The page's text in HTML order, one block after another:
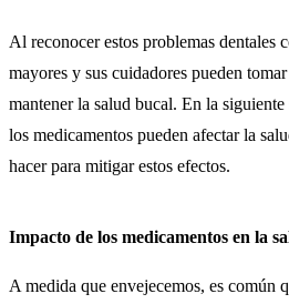
Al reconocer estos problemas dentales
mayores y sus cuidadores pueden
mantener la salud bucal. En la
los medicamentos pueden afectar la
hacer para mitigar estos efectos.
Impacto de los medicamentos en la
A medida que envejecemos, es común